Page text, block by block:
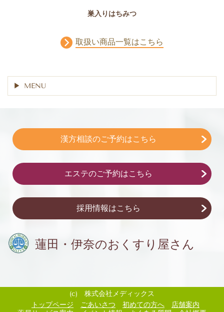
巣入りはちみつ
取扱い商品一覧はこちら
MENU
漢方相談のご予約はこちら
エステのご予約はこちら
採用情報はこちら
蓮田・伊奈のおくすり屋さん
(c) 株式会社メディックス
トップページ
ごあいさつ 初めての方へ
店舗案内